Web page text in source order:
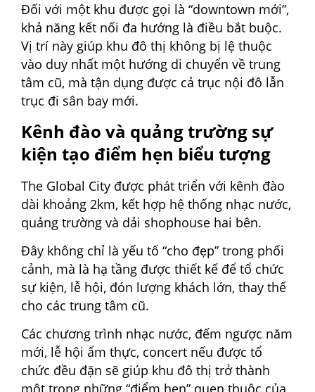
Đối với một khu được gọi là “downtown mới”,
khả năng kết nối đa hướng là điều bắt buộc.
Vị trí này giúp khu đô thị không bị lệ thuộc
vào duy nhất một hướng di chuyển về trung
tâm cũ, mà tận dụng được cả trục nội đô lẫn
trục đi sân bay mới.
Kênh đào và quảng trường sự
kiện tạo điểm hẹn biểu tượng
The Global City được phát triển với kênh đào
dài khoảng 2km, kết hợp hệ thống nhạc nước,
quảng trường và dải shophouse hai bên.
Đây không chỉ là yếu tố “cho đẹp” trong phối
cảnh, mà là hạ tầng được thiết kế để tổ chức
sự kiện, lễ hội, đón lượng khách lớn, thay thế
cho các trung tâm cũ.
Các chương trình nhạc nước, đếm ngược năm
mới, lễ hội ẩm thực, concert nếu được tổ
chức đều đặn sẽ giúp khu đô thị trở thành